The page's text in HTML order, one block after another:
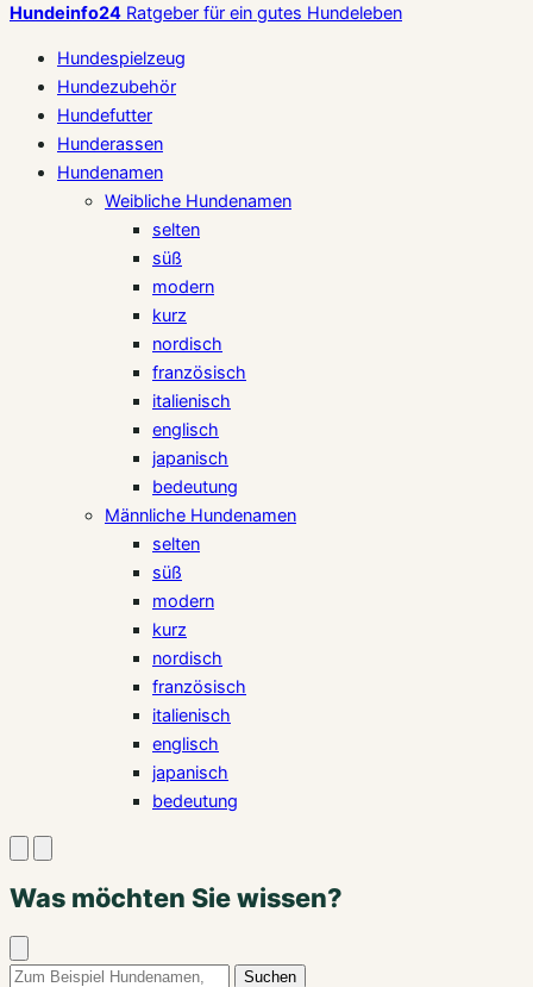
Hundeinfo24 Ratgeber für ein gutes Hundeleben
Hundespielzeug
Hundezubehör
Hundefutter
Hunderassen
Hundenamen
Weibliche Hundenamen
selten
süß
modern
kurz
nordisch
französisch
italienisch
englisch
japanisch
bedeutung
Männliche Hundenamen
selten
süß
modern
kurz
nordisch
französisch
italienisch
englisch
japanisch
bedeutung
öffnenöffnen
Was möchten Sie wissen?
schließen
Suchbegriff: Suchen